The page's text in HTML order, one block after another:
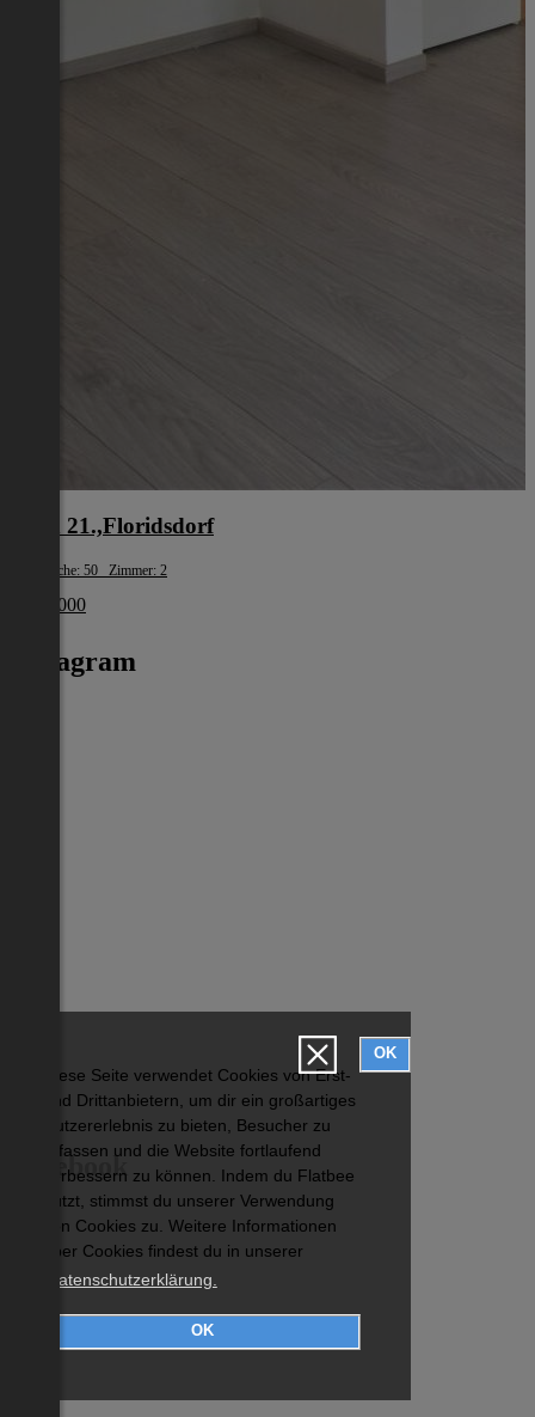
Diese Seite verwendet Cookies von Erst-
und Drittanbietern, um dir ein großartiges
Nutzererlebnis zu bieten, Besucher zu
erfassen und die Website fortlaufend
verbessern zu können. Indem du Flatbee
nutzt, stimmst du unserer Verwendung
von Cookies zu. Weitere Informationen
über Cookies findest du in unserer
Datenschutzerklärung.
OK
OK
Wien 21.,Floridsdorf
Wohnfläche: 50 Zimmer: 2
€ 347 000
Instagram
Facebook